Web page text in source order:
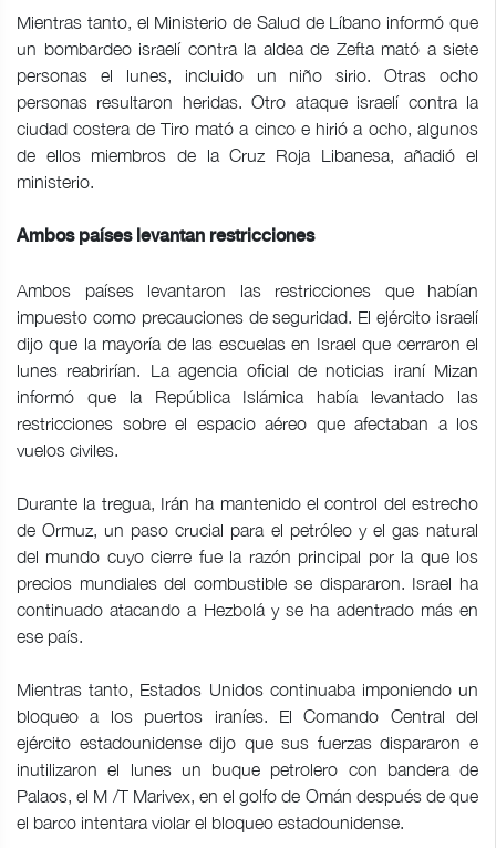
Mientras tanto, el Ministerio de Salud de Líbano informó que
un bombardeo israelí contra la aldea de Zefta mató a siete
personas el lunes, incluido un niño sirio. Otras ocho
personas resultaron heridas. Otro ataque israelí contra la
ciudad costera de Tiro mató a cinco e hirió a ocho, algunos
de ellos miembros de la Cruz Roja Libanesa, añadió el
ministerio.
Ambos países levantan restricciones
Ambos países levantaron las restricciones que habían
impuesto como precauciones de seguridad. El ejército israelí
dijo que la mayoría de las escuelas en Israel que cerraron el
lunes reabrirían. La agencia oficial de noticias iraní Mizan
informó que la República Islámica había levantado las
restricciones sobre el espacio aéreo que afectaban a los
vuelos civiles.
Durante la tregua, Irán ha mantenido el control del estrecho
de Ormuz, un paso crucial para el petróleo y el gas natural
del mundo cuyo cierre fue la razón principal por la que los
precios mundiales del combustible se dispararon. Israel ha
continuado atacando a Hezbolá y se ha adentrado más en
ese país.
Mientras tanto, Estados Unidos continuaba imponiendo un
bloqueo a los puertos iraníes. El Comando Central del
ejército estadounidense dijo que sus fuerzas dispararon e
inutilizaron el lunes un buque petrolero con bandera de
Palaos, el M /T Marivex, en el golfo de Omán después de que
el barco intentara violar el bloqueo estadounidense.